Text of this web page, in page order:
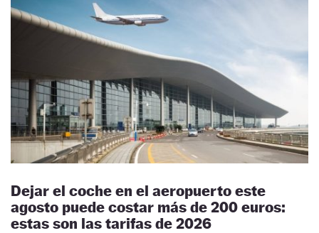
Dejar el coche en el aeropuerto este
agosto puede costar más de 200 euros:
estas son las tarifas de 2026